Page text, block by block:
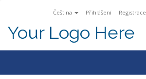
Čeština Přihlášení Registrace
Your Logo Here